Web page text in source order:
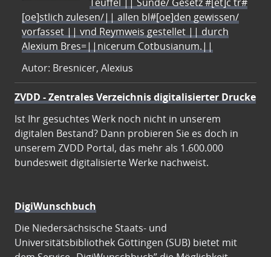
[oe]stlich zulesen/|| allen bl#[oe]den gewissen/
vorfasset || vnd Reymweis gestellet || durch
Alexium Bres=||nicerum Cotbusianum.||
Autor: Bresnicer, Alexius
ZVDD - Zentrales Verzeichnis digitalisierter Drucke
Ist Ihr gesuchtes Werk noch nicht in unserem
digitalen Bestand? Dann probieren Sie es doch in
unserem ZVDD Portal, das mehr als 1.600.000
bundesweit digitalisierte Werke nachweist.
DigiWunschbuch
Die Niedersächsische Staats- und
Universitätsbibliothek Göttingen (SUB) bietet mit